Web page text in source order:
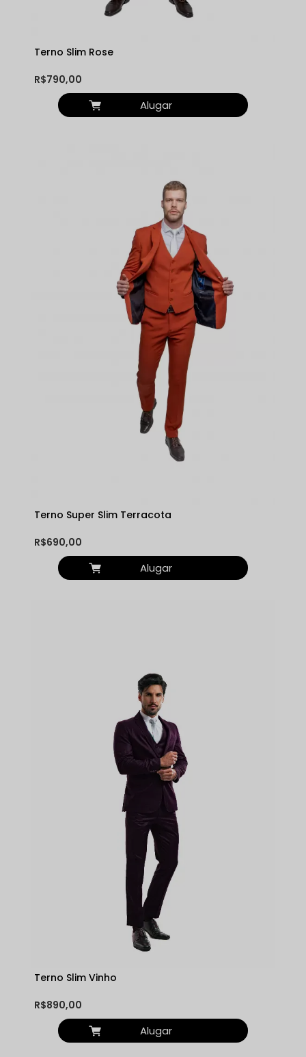
Terno Slim Rose
R$790,00
Alugar
Terno Super Slim Terracota
R$690,00
Alugar
Terno Slim Vinho
R$890,00
Alugar